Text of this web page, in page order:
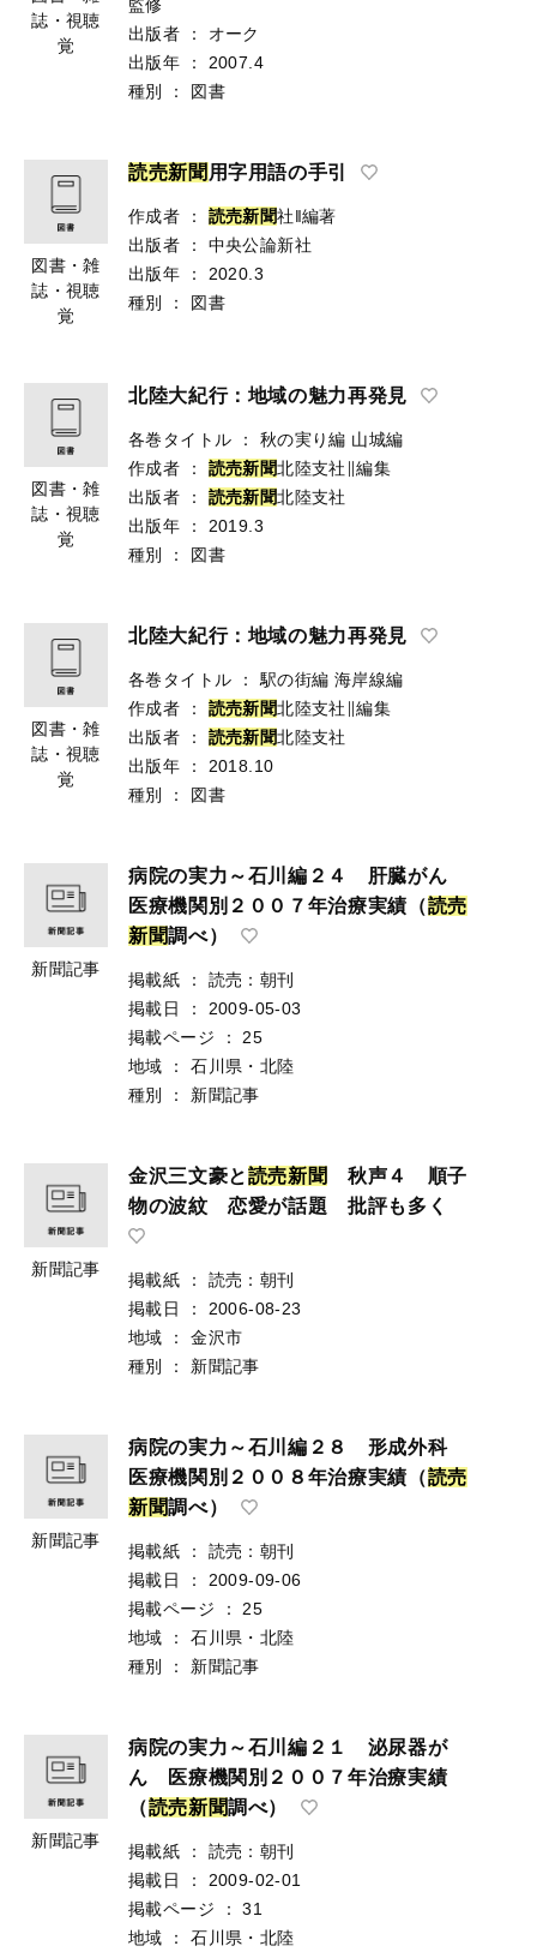
誌・視聴
覚
監修
出版者
：
オーク
出版年
：
2007.4
種別
： 図書
図書・雑
誌・視聴
覚
読売新聞 用字用語の手引
作成者 ： 読売新聞社‖編著
出版者
：
中央公論新社
出版年
：
2020.3
種別
： 図書
図書・雑
誌・視聴
覚
北陸大紀行：地域の魅力再発見
各巻タイトル ：
秋の実り編 山城編
作成者
： 読売新聞北陸支社∥編集
出版者
： 読売新聞北陸支社
出版年
：
2019.3
種別
： 図書
図書・雑
誌・視聴
覚
北陸大紀行：地域の魅力再発見
各巻タイトル ：
駅の街編 海岸線編
作成者
： 読売新聞北陸支社∥編集
出版者
： 読売新聞北陸支社
出版年
：
2018.10
種別
： 図書
新聞記事
病院の実力～石川編２４ 肝臓がん
医療機関別２００７年治療実績（読売
新聞調べ）
掲載紙 ：
読売：朝刊
掲載日
：
2009-05-03
掲載ページ
：
25
地域
：
石川県・北陸
種別
： 新聞記事
新聞記事
金沢三文豪と読売新聞
秋声４ 順子
物の波紋 恋愛が話題 批評も多く
掲載紙 ：
読売：朝刊
掲載日
：
2006-08-23
地域
：
金沢市
種別
： 新聞記事
新聞記事
病院の実力～石川編２８ 形成外科
医療機関別２００８年治療実績（読売
新聞調べ）
掲載紙 ：
読売：朝刊
掲載日
：
2009-09-06
掲載ページ
：
25
地域
：
石川県・北陸
種別
： 新聞記事
新聞記事
病院の実力～石川編２１ 泌尿器が
ん 医療機関別２００７年治療実績
（読売新聞調べ）
掲載紙 ：
読売：朝刊
掲載日
：
2009-02-01
掲載ページ
：
31
地域
：
石川県・北陸